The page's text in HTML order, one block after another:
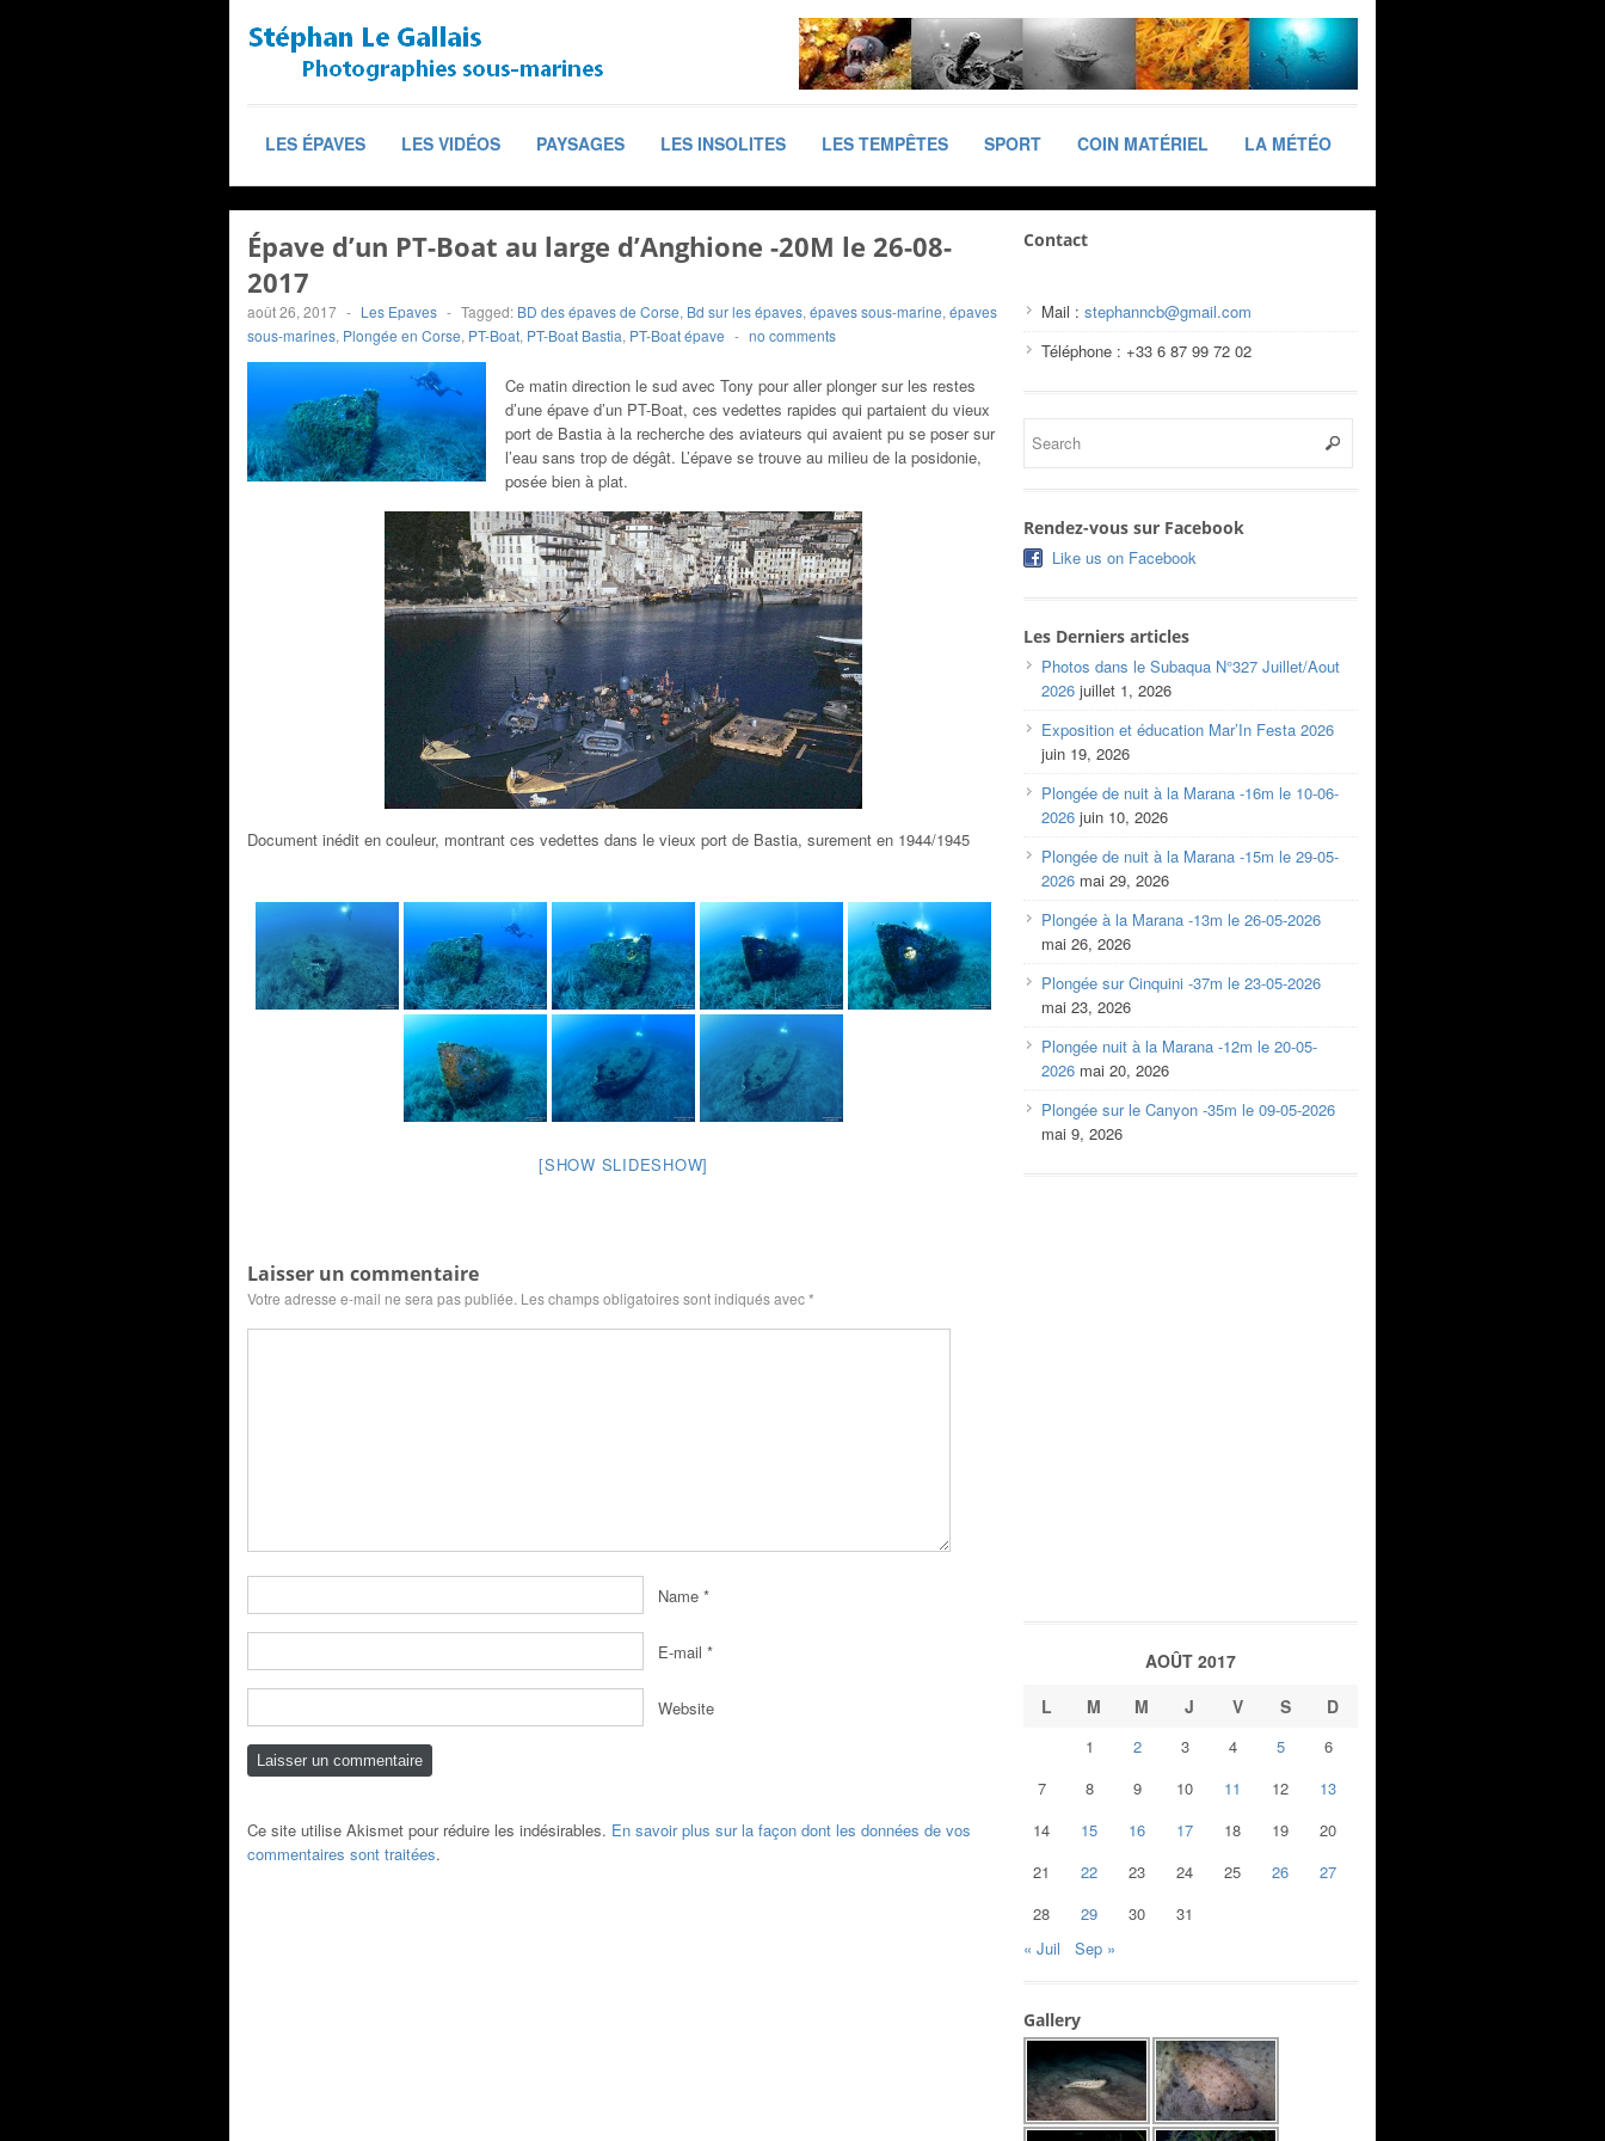
LES ÉPAVES LES VIDÉOS PAYSAGES LES INSOLITES LES TEMPÊTES SPORT COIN MATÉRIEL LA MÉTÉO
Épave d’un PT-Boat au large d’Anghione -20M le 26-08-
2017
août 26, 2017 - Les Epaves - Tagged: BD des épaves de Corse, Bd sur les épaves, épaves sous-marine, épaves
sous-marines, Plongée en Corse, PT-Boat, PT-Boat Bastia, PT-Boat épave - no comments
Ce matin direction le sud avec Tony pour aller plonger sur les restes
d’une épave d’un PT-Boat, ces vedettes rapides qui partaient du vieux
port de Bastia à la recherche des aviateurs qui avaient pu se poser sur
l’eau sans trop de dégât. L’épave se trouve au milieu de la posidonie,
posée bien à plat.
Document inédit en couleur, montrant ces vedettes dans le vieux port de Bastia, surement en 1944/1945
[SHOW SLIDESHOW]
Laisser un commentaire
Votre adresse e-mail ne sera pas publiée. Les champs obligatoires sont indiqués avec*
Name *
E-mail *
Website
Ce site utilise Akismet pour réduire les indésirables. En savoir plus sur la façon dont les données de vos
commentaires sont traitées.
Contact
Mail : stephanncb@gmail.com
Téléphone : +33 6 87 99 72 02
Rendez-vous sur Facebook
Like us on Facebook
Les Derniers articles
Photos dans le Subaqua N°327 Juillet/Aout
2026 juillet 1, 2026
Exposition et éducation Mar’In Festa 2026
juin 19, 2026
Plongée de nuit à la Marana -16m le 10-06-
2026 juin 10, 2026
Plongée de nuit à la Marana -15m le 29-05-
2026 mai 29, 2026
Plongée à la Marana -13m le 26-05-2026
mai 26, 2026
Plongée sur Cinquini -37m le 23-05-2026
mai 23, 2026
Plongée nuit à la Marana -12m le 20-05-
2026 mai 20, 2026
Plongée sur le Canyon -35m le 09-05-2026
mai 9, 2026
AOÛT 2017
L
M M J V S D
1 2 3 4 5
6
7
8 9 10 11 12
13
14
15 16 17 18 19
20
21
22 23 24 25 26
27
28
29 30
31
« Juil
Sep »
Gallery